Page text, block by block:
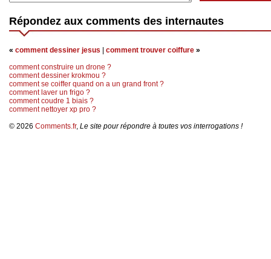
Répondez aux comments des internautes
« comment dessiner jesus comment trouver coiffure »
comment construire un drone ?
comment dessiner krokmou ?
comment se coiffer quand on a un grand front ?
comment laver un frigo ?
comment coudre 1 biais ?
comment nettoyer xp pro ?
© 2026 Comments.fr, Le site pour répondre à toutes vos interrogations !